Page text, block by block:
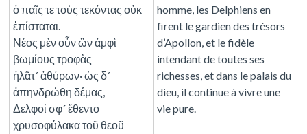
ὁ παῖς τε τοὺς τεκόντας οὐκ
ἐπίσταται.
Νέος μὲν οὖν ὢν ἀμφὶ
βωμίους τροφὰς
ἠλᾶτ´ ἀθύρων· ὡς δ´
ἀπηνδρώθη δέμας,
Δελφοί σφ´ ἔθεντο
χρυσοφύλακα τοῦ θεοῦ
homme, les Delphiens en
firent le gardien des trésors
d’Apollon, et le fidèle
intendant de toutes ses
richesses, et dans le palais du
dieu, il continue à vivre une
vie pure.